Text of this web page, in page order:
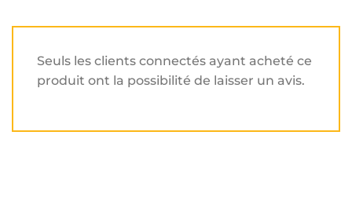
Seuls les clients connectés ayant acheté ce
produit ont la possibilité de laisser un avis.